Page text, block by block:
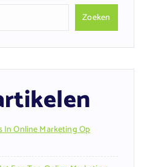
Zoeken
In Online Marketing Op